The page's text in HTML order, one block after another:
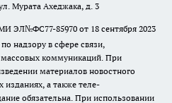
Мурата Ахеджака, д. 3
ЭЛ№ФС77-85970 от 18 сентября 2023
надзору в сфере связи,
коммуникаций. При
материалов новостного
изданиях, а также теле-
обязательна. При использовании